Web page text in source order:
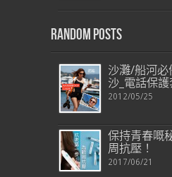
Random Posts
沙灘/船河必
沙_電話保護
2012/05/25
保持青春嘅
周抗壓！
2017/06/21